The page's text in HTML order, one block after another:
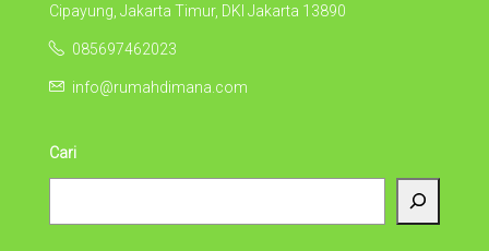
Cipayung, Jakarta Timur, DKI Jakarta 13890
085697462023
info@rumahdimana.com
Cari